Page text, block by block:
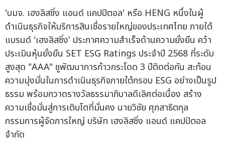
'บมจ. เฮงลิสซิ่ง แอนด์ แคปปิตอล' หรือ HENG หนึ่งในผู้
ดำเนินธุรกิจให้บริการสินเชื่อรายใหญ่ของประเทศไทย ภายใต้
แบรนด์ 'เฮงลิสซิ่ง' ประกาศความสำเร็จด้านความยั่งยืน คว้า
ประเมินหุ้นยั่งยืน SET ESG Ratings ประจำปี 2568 ที่ระดับ
สูงสุด "AAA" ชูพัฒนาการก้าวกระโดด 3 ปีติดต่อกัน สะท้อน
ความมุ่งมั่นในการดำเนินธุรกิจภายใต้กรอบ ESG อย่างเป็นรูป
ธรรม พร้อมกวาดรางวัลธรรมาภิบาลดีเลิศต่อเนื่อง สร้าง
ความเชื่อมั่นสู่การเติบโตที่มั่นคง นายวิชัย ศุภสาธิตกุล
กรรมการผู้จัดการใหญ่ บริษัท เฮงลิสซิ่ง แอนด์ แคปปิตอล
จำกัด